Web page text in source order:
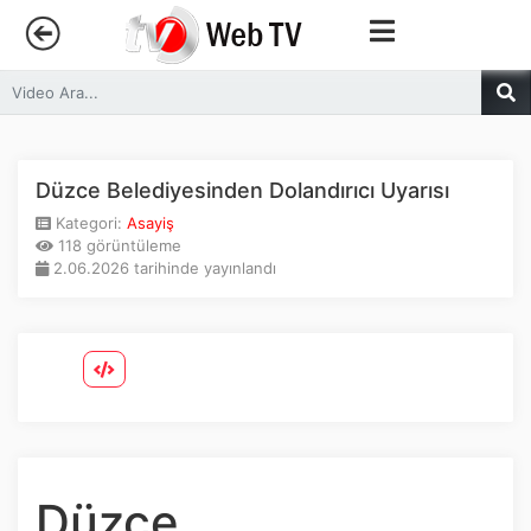
Anasayfa
Canlı Yayın
Sosyal Medya
Düzce Belediyesinden Dolandırıcı Uyarısı
Kategori: Asayiş
118 görüntüleme
2.06.2026 tarihinde yayınlandı